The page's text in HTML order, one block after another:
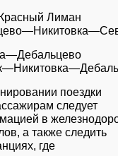
Лиман
поездки
следует
в
а также следить
где